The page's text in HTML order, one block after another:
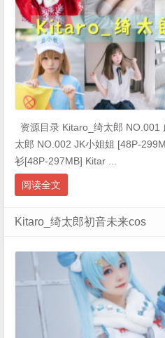
资源目录 Kitaro_绮太郎
太郎 NO.002 JK小姐姐 [48P-
衫[48P-297MB] Kitar ...
阅读全文
Kitaro_绮太郎初音未来cos